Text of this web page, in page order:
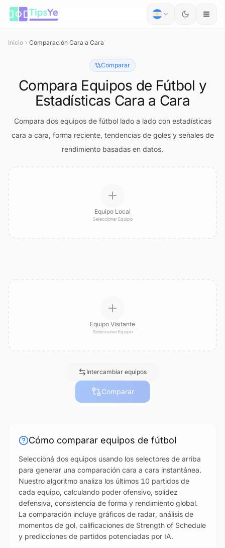
Saltar al contenido
Inicio Comparación Cara a Cara
Comparar
Compara Equipos de Fútbol y
Estadísticas Cara a Cara
Compara dos equipos de fútbol lado a lado con estadísticas
cara a cara, forma reciente, tendencias de goles y señales de
rendimiento basadas en datos.
Equipo Local
Seleccionar Equipo
Equipo Visitante
Seleccionar Equipo
Intercambiar equipos
Comparar
Cómo comparar equipos de fútbol
Seleccioná dos equipos usando los selectores de arriba
para generar una comparación cara a cara instantánea.
Nuestro algoritmo analiza los últimos 10 partidos de
cada equipo, calculando poder ofensivo, solidez
defensiva, consistencia de forma y rendimiento global.
La comparación incluye gráficos de radar, análisis de
momentos de gol, calificaciones de Strength of Schedule
y predicciones de partidos potenciadas por IA.